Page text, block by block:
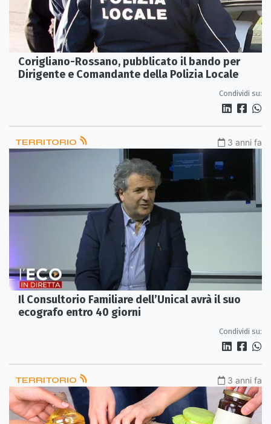
Corigliano-Rossano, pubblicato il bando per
Dirigente e Comandante della Polizia Locale
Condividi su:
TERRITORIO 3 anni fa
Il Consultorio Familiare dell’Unical avrà il suo
ecografo entro 40 giorni
Condividi su:
TERRITORIO 3 anni fa